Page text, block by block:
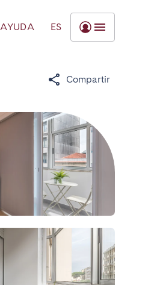
AYUDA ES
Compartir